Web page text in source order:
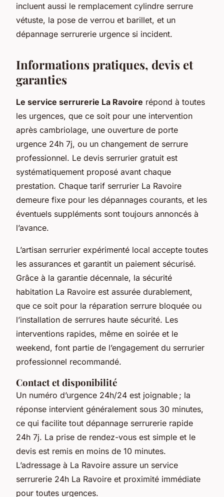
incluent aussi le remplacement cylindre serrure
vétuste, la pose de verrou et barillet, et un
dépannage serrurerie urgence si incident.
Informations pratiques, devis et
garanties
Le service serrurerie La Ravoire répond à toutes
les urgences, que ce soit pour une intervention
après cambriolage, une ouverture de porte
urgence 24h 7j, ou un changement de serrure
professionnel. Le devis serrurier gratuit est
systématiquement proposé avant chaque
prestation. Chaque tarif serrurier La Ravoire
demeure fixe pour les dépannages courants, et les
éventuels suppléments sont toujours annoncés à
l’avance.
L’artisan serrurier expérimenté local accepte toutes
les assurances et garantit un paiement sécurisé.
Grâce à la garantie décennale, la sécurité
habitation La Ravoire est assurée durablement,
que ce soit pour la réparation serrure bloquée ou
l’installation de serrures haute sécurité. Les
interventions rapides, même en soirée et le
weekend, font partie de l’engagement du serrurier
professionnel recommandé.
Contact et disponibilité
Un numéro d’urgence 24h/24 est joignable ; la
réponse intervient généralement sous 30 minutes,
ce qui facilite tout dépannage serrurerie rapide
24h 7j. La prise de rendez-vous est simple et le
devis est remis en moins de 10 minutes.
L’adressage à La Ravoire assure un service
serrurerie 24h La Ravoire et proximité immédiate
pour toutes urgences.